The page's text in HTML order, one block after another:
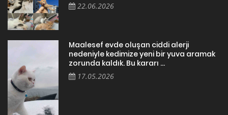
22.06.2026
Maalesef evde oluşan ciddi alerji
nedeniyle kedimize yeni bir yuva aramak
zorunda kaldık. Bu kararı ...
17.05.2026